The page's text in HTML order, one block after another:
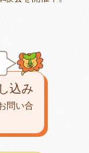
込み
問い合